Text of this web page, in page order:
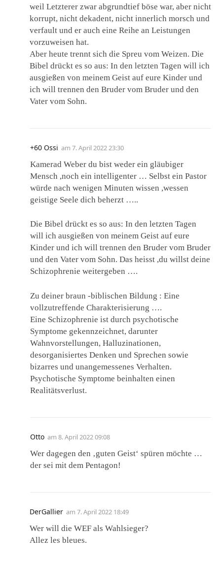
weil Letzterer zwar abgrundtief böse war, aber nicht
korrupt, nicht dekadent, nicht innerlich morsch und
verfault und er auch eine Reihe an Leistungen
vorzuweisen hat.
Aber heute trennt sich die Spreu vom Weizen. Die
Bibel drückt es so aus: In den letzten Tagen will ich
ausgießen von meinem Geist auf eure Kinder und
ich will trennen den Bruder vom Bruder und den
Vater vom Sohn.
+60 Ossi am 7. April 2022 23:30
Kamerad Weber du bist weder ein gläubiger
Mensch ,noch ein intelligenter … Selbst ein Pastor
würde nach wenigen Minuten wissen ,wessen
geistige Seele dich beherzt …..
Die Bibel drückt es so aus: In den letzten Tagen
will ich ausgießen von meinem Geist auf eure
Kinder und ich will trennen den Bruder vom Bruder
und den Vater vom Sohn. Das heisst ,du willst deine
Schizophrenie weitergeben ….
Zu deiner braun -biblischen Bildung : Eine
vollzutreffende Charakterisierung ….
Eine Schizophrenie ist durch psychotische
Symptome gekennzeichnet, darunter
Wahnvorstellungen, Halluzinationen,
desorganisiertes Denken und Sprechen sowie
bizarres und unangemessenes Verhalten.
Psychotische Symptome beinhalten einen
Realitätsverlust.
Otto am 8. April 2022 09:08
Wer dagegen den ‚guten Geist‘ spüren möchte …
der sei mit dem Pentagon!
DerGallier am 7. April 2022 18:49
Wer will die WEF als Wahlsieger?
Allez les bleues.